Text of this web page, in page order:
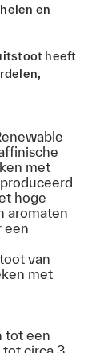
en
heeft
met
hoge
aromaten
een
van
met
tot een